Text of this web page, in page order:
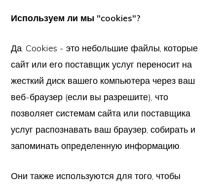
Используем ли мы "cookies"?
Да. Cookies - это небольшие файлы, которые
сайт или его поставщик услуг переносит на
жесткий диск вашего компьютера через ваш
веб-браузер (если вы разрешите), что
позволяет системам сайта или поставщика
услуг распознавать ваш браузер, собирать и
запоминать определенную информацию.
Они также используются для того, чтобы